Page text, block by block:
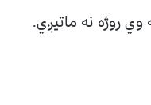
روژه نه ماتيږي.